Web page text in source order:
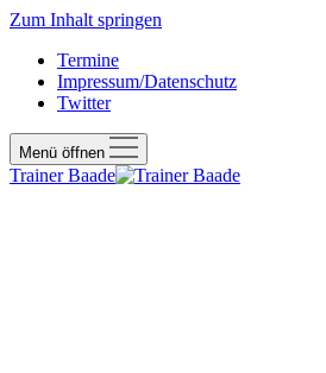
Zum Inhalt springen
Termine
Impressum/Datenschutz
Twitter
Menü öffnen
Trainer Baade